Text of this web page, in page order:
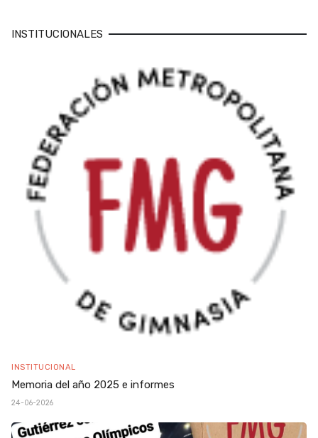
INSTITUCIONALES
INSTITUCIONAL
Memoria del año 2025 e informes
24-06-2026